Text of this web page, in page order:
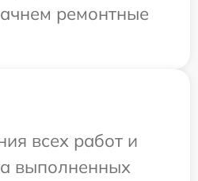
ремонтные
всех работ и
выполненных